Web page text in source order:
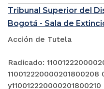
Tribunal Superior del
Bogotá - Sala de
Acción de Tutela
Radicado:
110012220000201800208
y110012220000201800210